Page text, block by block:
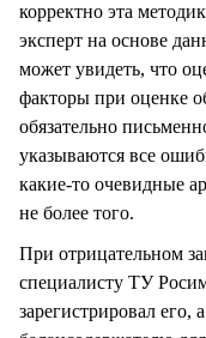
корректно эта
эксперт на основе
может увидеть, что
факторы при оценке
обязательно
указываются все
какие-то очевидные
не более того.
При отрицательном
специалисту ТУ
зарегистрировал его,